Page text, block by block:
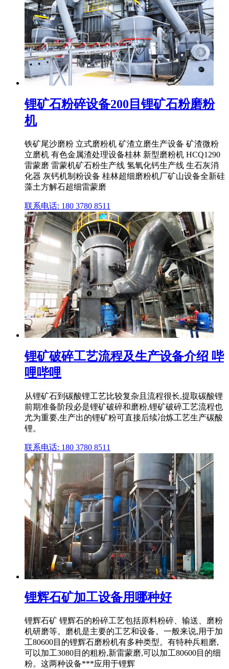
锂矿石粉碎设备200目锂矿石粉磨粉
机
铁矿尾沙磨粉 立式磨粉机 矿渣立磨生产设备 矿渣微粉
立磨机 有色金属渣处理设备桂林 新型磨粉机 HCQ1290
雷蒙磨 雷蒙机矿石粉生产线 氢氧化钙生产线 生石灰消
化器 灰钙机制粉设备 桂林超细磨粉机厂矿山设备全新硅
藻土方解石超细雷蒙磨
联系电话: 180 3780 8511
锂矿破碎工艺流程及生产设备介绍 哔
哩哔哩
从锂矿石到碳酸锂工艺比较复杂且流程很长,提取碳酸锂
前期准备阶段必是锂矿破碎和磨粉,锂矿破碎工艺流程也
尤为重要,生产出的锂矿粉可直接后续冶炼工艺生产碳酸
锂。
联系电话: 180 3780 8511
锂辉石矿加工设备用哪种好
锂辉石矿 锂辉石的粉碎工艺包括原料粉碎、输送、磨粉
机研磨等。磨机是主要的工艺和设备。一般来说,用于加
工80600目的锂辉石磨粉机有多种类型。有特种兵粗磨,
可以加工3080目的粗粉,新雷蒙磨,可以加工80600目的细
粉。这两种设备***应用于锂辉